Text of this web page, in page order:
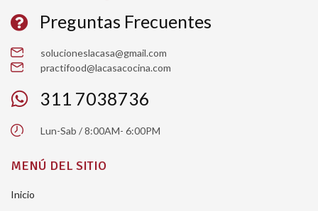
Preguntas Frecuentes
solucioneslacasa@gmail.com
practifood@lacasacocina.com
311 7038736
Lun-Sab / 8:00AM- 6:00PM
MENÚ DEL SITIO
Inicio